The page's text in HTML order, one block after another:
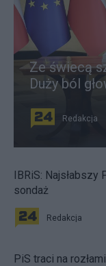
Ze świecą
Duży ból
Redakcja
IBRiS: Najsłabszy
sondaż
Redakcja
PiS traci na